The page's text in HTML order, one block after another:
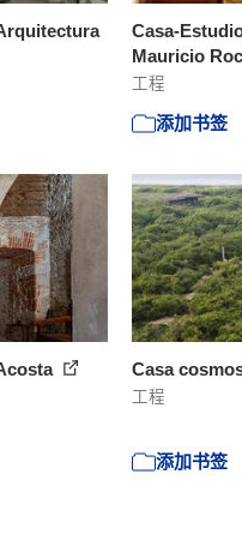
Casa-
Mauricio
工程
添加书签
Casa
工程
添加书签